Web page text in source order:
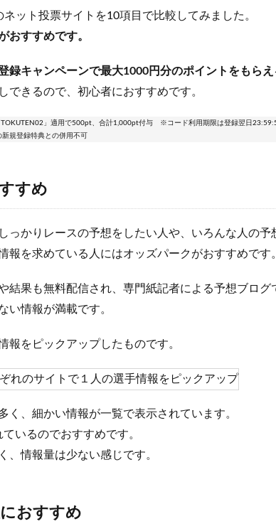
ット投票サイトを10項目で比較してみました。
おすすめです。
録キャンペーンで最大1000円分のポイントをもら
できるので、初心者におすすめです。
TOKUTEN02」適用で500pt、合計1,000pt付与 ※コード利用期限は登録翌日
規登録特典との併用不可
すめ
っかりレースの予想をしたい人や、いろんな人の予
報を求めている人にはオッズパークがおすすめです。
結果も無料配信され、専門紙記者による予想ブログ
い情報が満載です。
報をピックアップしたものです。
く、細かい情報が一覧で表示されています。
いるのでおすすめです。
、情報量は少ない感じです。
おすすめ